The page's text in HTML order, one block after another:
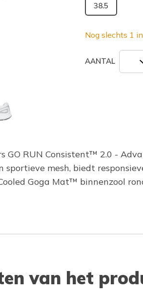
38.5
Nog slechts 1
AANTAL
RUN Consistent™ 2.0 -
mesh, biedt
Goga Mat™ binnenzool
van het